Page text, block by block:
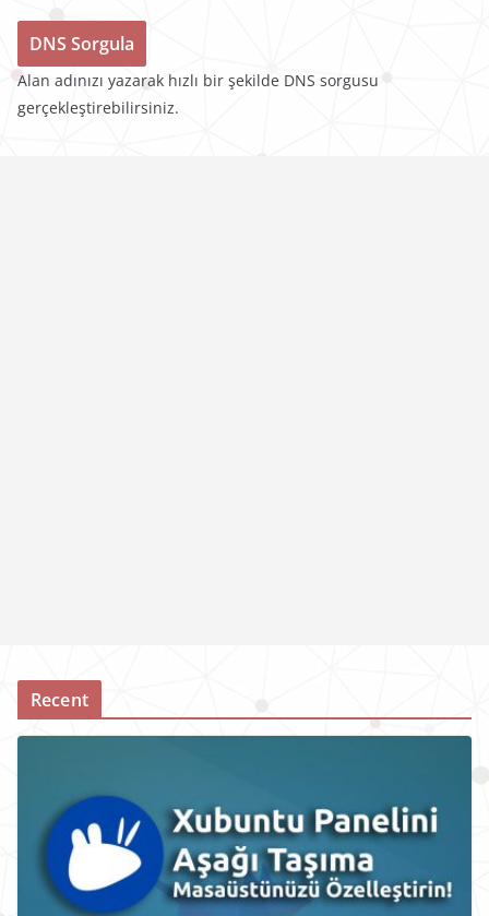
Alan adınızı yazarak hızlı bir şekilde DNS sorgusu
gerçekleştirebilirsiniz.
Recent